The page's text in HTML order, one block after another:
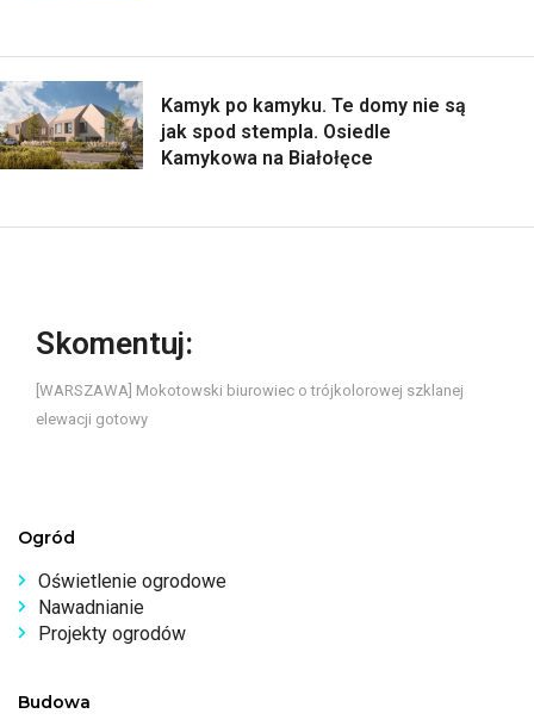
Kamyk po kamyku. Te domy nie są
jak spod stempla. Osiedle
Kamykowa na Białołęce
Skomentuj:
[WARSZAWA] Mokotowski biurowiec o trójkolorowej szklanej
elewacji gotowy
Ogród
Oświetlenie ogrodowe
Nawadnianie
Projekty ogrodów
Budowa